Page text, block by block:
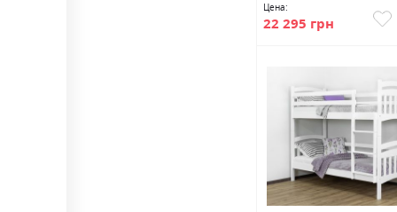
Цена:
22 295 грн